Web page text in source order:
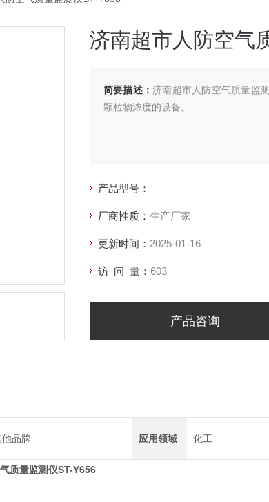
济南超市人防空气
简要描述：济南超市人防空气质量监
颗粒物浓度的设备。
产品型号：
厂商性质： 生产厂家
更新时间： 2025-01-16
访 问 量： 603
产品咨询
他品牌 应用领域 化工
质量监测仪ST-Y656